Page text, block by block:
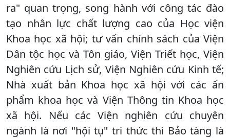
ra" quan trọng, song hành với công tác đào
tạo nhân lực chất lượng cao của Học viện
Khoa học xã hội; tư vấn chính sách của Viện
Dân tộc học và Tôn giáo, Viện Triết học, Viện
Nghiên cứu Lịch sử, Viện Nghiên cứu Kinh tế;
Nhà xuất bản Khoa học xã hội với các ấn
phẩm khoa học và Viện Thông tin Khoa học
xã hội. Nếu các Viện nghiên cứu chuyên
ngành là nơi "hội tụ" tri thức thì Bảo tàng là